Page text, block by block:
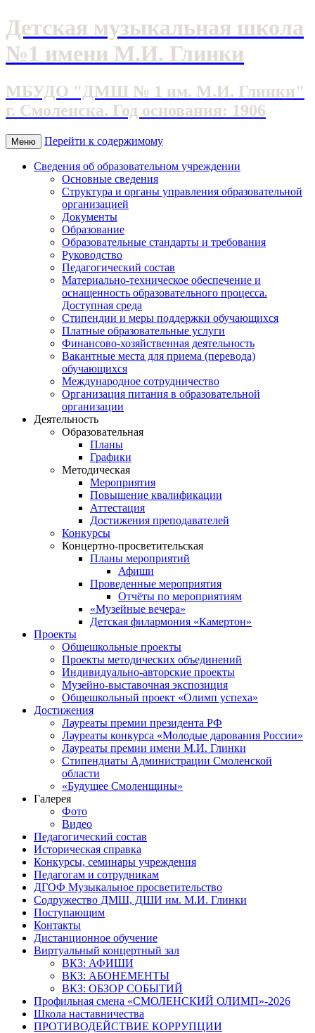
Детская музыкальная школа
№1 имени М.И. Глинки
МБУДО "ДМШ № 1 им. М.И. Глинки"
г. Смоленска. Год основания: 1906
Меню Перейти к содержимому
Сведения об образовательном учреждении
Основные сведения
Структура и органы управления образовательной
организацией
Документы
Образование
Образовательные стандарты и требования
Руководство
Педагогический состав
Материально-техническое обеспечение и
оснащенность образовательного процесса.
Доступная среда
Стипендии и меры поддержки обучающихся
Платные образовательные услуги
Финансово-хозяйственная деятельность
Вакантные места для приема (перевода)
обучающихся
Международное сотрудничество
Организация питания в образовательной
организации
Деятельность
Образовательная
Планы
Графики
Методическая
Мероприятия
Повышение квалификации
Аттестация
Достижения преподавателей
Конкурсы
Концертно-просветительская
Планы мероприятий
Афиши
Проведенные мероприятия
Отчёты по мероприятиям
«Музейные вечера»
Детская филармония «Камертон»
Проекты
Общешкольные проекты
Проекты методических объединений
Индивидуально-авторские проекты
Музейно-выставочная экспозиция
Общешкольный проект «Олимп успеха»
Достижения
Лауреаты премии президента РФ
Лауреаты конкурса «Молодые дарования России»
Лауреаты премии имени М.И. Глинки
Стипендиаты Администрации Смоленской
области
«Будущее Смоленщины»
Галерея
Фото
Видео
Педагогический состав
Историческая справка
Конкурсы, семинары учреждения
Педагогам и сотрудникам
ДГОФ Музыкальное просветительство
Содружество ДМШ, ДШИ им. М.И. Глинки
Поступающим
Контакты
Дистанционное обучение
Виртуальный концертный зал
ВКЗ: АФИШИ
ВКЗ: АБОНЕМЕНТЫ
ВКЗ: ОБЗОР СОБЫТИЙ
Профильная смена «СМОЛЕНСКИЙ ОЛИМП»-2026
Школа наставничества
ПРОТИВОДЕЙСТВИЕ КОРРУПЦИИ